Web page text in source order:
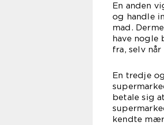
En anden
og handle
mad.
have nogle
fra, selv
En tredje
betale sig
kendte